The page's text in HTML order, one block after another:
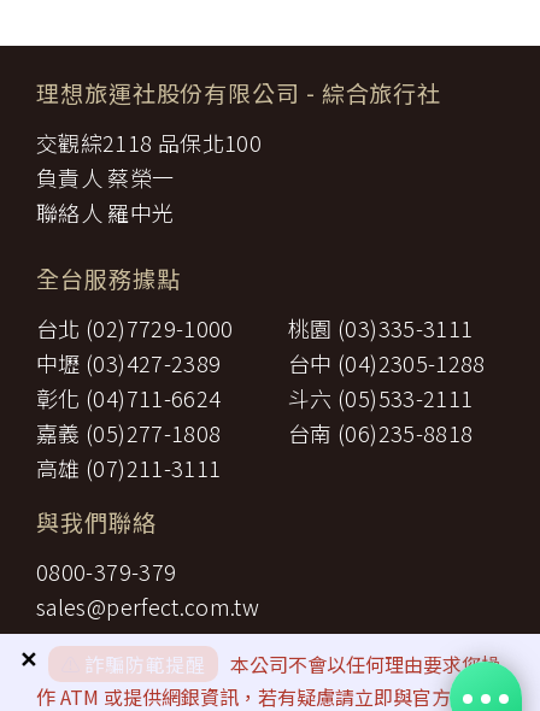
詐騙防範提醒
本公司不會以任何理由要求您操
作 ATM 或提供網銀資訊，若有疑慮請立即與官方客服
✕
理想旅運社股份有限公司 - 綜合旅行社
交觀綜2118 品保北100
負責人 蔡榮一
聯絡人 羅中光
全台服務據點
台北 (02)7729-1000
桃園 (03)335-3111
中壢 (03)427-2389
台中 (04)2305-1288
彰化 (04)711-6624
斗六 (05)533-2111
嘉義 (05)277-1808
台南 (06)235-8818
高雄 (07)211-3111
與我們聯絡
0800-379-379
sales@perfect.com.tw